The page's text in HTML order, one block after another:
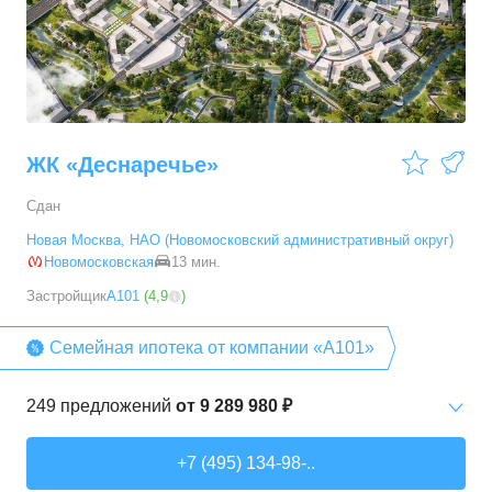
3-комн. кв. от9 786 520 ₽
54,28–88,2м² 19 предложений
ЖК «Деснаречье»
Сдан
Новая Москва, НАО (Новомосковский административный округ)
Новомосковская
13 мин.
ЗастройщикА101 (4,9 )
Семейная ипотека от компании «А101»
249 предложений от 9 289 980 ₽
+7 (495) 134-98-..